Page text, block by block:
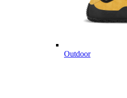
Outdoor